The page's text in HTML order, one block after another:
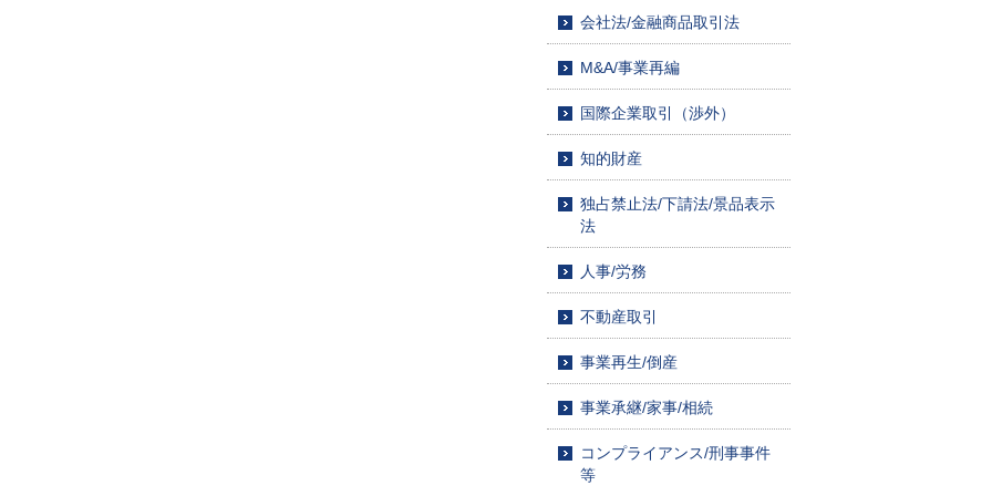
会社法/金融商品取引法
M&A/事業再編
国際企業取引（渉外）
知的財産
独占禁止法/下請法/景品表示
法
人事/労務
不動産取引
事業再生/倒産
事業承継/家事/相続
コンプライアンス/刑事事件
等